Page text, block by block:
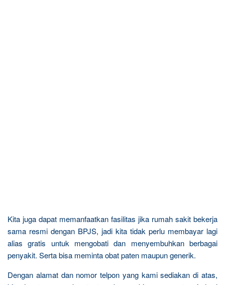
Kita juga dapat memanfaatkan fasilitas jika rumah sakit bekerja
sama resmi dengan BPJS, jadi kita tidak perlu membayar lagi
alias gratis untuk mengobati dan menyembuhkan berbagai
penyakit. Serta bisa meminta obat paten maupun generik.
Dengan alamat dan nomor telpon yang kami sediakan di atas,